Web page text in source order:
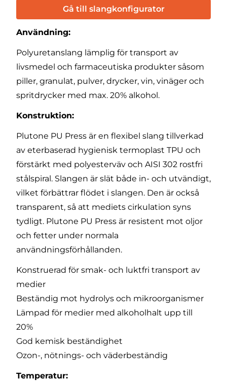
Gå till slangkonfigurator
Användning:
Polyuretanslang lämplig för transport av
livsmedel och farmaceutiska produkter såsom
piller, granulat, pulver, drycker, vin, vinäger och
spritdrycker med max. 20% alkohol.
Konstruktion:
Plutone PU Press är en flexibel slang tillverkad
av eterbaserad hygienisk termoplast TPU och
förstärkt med polyesterväv och AISI 302 rostfri
stålspiral. Slangen är slät både in- och utvändigt,
vilket förbättrar flödet i slangen. Den är också
transparent, så att mediets cirkulation syns
tydligt. Plutone PU Press är resistent mot oljor
och fetter under normala
användningsförhållanden.
Konstruerad för smak- och luktfri transport av
medier
Beständig mot hydrolys och mikroorganismer
Lämpad för medier med alkoholhalt upp till
20%
God kemisk beständighet
Ozon-, nötnings- och väderbeständig
Temperatur: